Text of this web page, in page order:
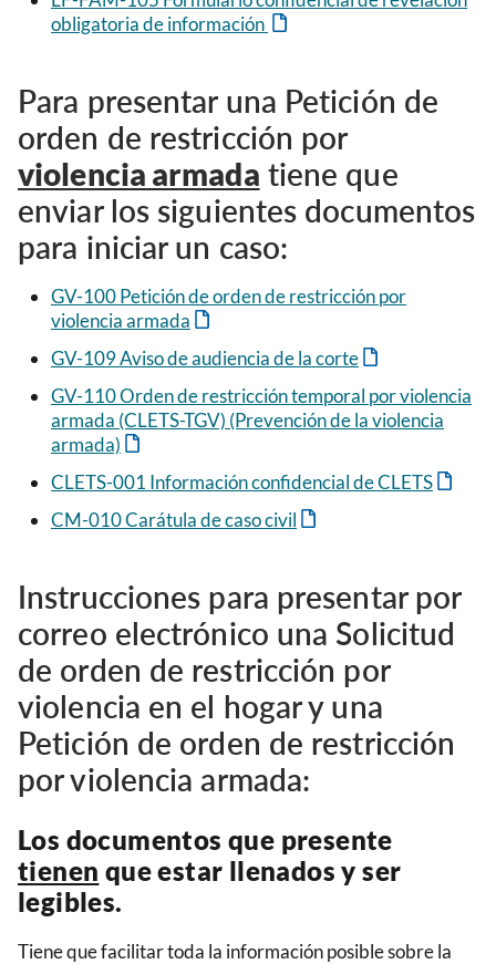
obligatoria de información
Para presentar una Petición de
orden de restricción por
violencia armada tiene que
enviar los siguientes documentos
para iniciar un caso:
GV-100 Petición de orden de restricción por
violencia armada
GV-109 Aviso de audiencia de la corte
GV-110 Orden de restricción temporal por violencia
armada (CLETS-TGV) (Prevención de la violencia
armada)
CLETS-001 Información confidencial de CLETS
CM-010 Carátula de caso civil
Instrucciones para presentar por
correo electrónico una Solicitud
de orden de restricción por
violencia en el hogar y una
Petición de orden de restricción
por violencia armada:
Los documentos que presente
tienen que estar llenados y ser
legibles.
Tiene que facilitar toda la información posible sobre la